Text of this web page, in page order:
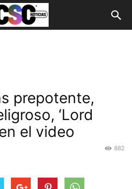
prepotente,
‘Lord
el video
882